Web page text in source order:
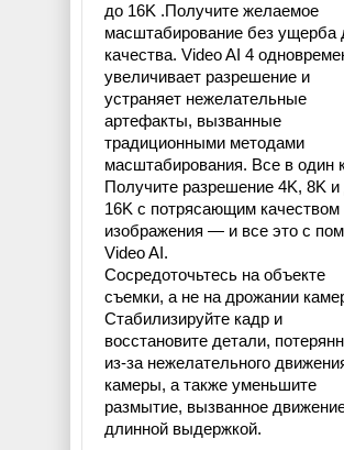
до 16K .Получите желаемое
масштабирование без ущерба
качества. Video AI 4
увеличивает разрешение и
устраняет нежелательные
артефакты, вызванные
традиционными методами
масштабирования. Все в один
Получите разрешение 4K, 8K и
16K с потрясающим качеством
изображения — и все это с
Video AI.
Сосредоточьтесь на объекте
съемки, а не на дрожании
Стабилизируйте кадр и
восстановите детали,
из-за нежелательного
камеры, а также уменьшите
размытие, вызванное
длинной выдержкой.